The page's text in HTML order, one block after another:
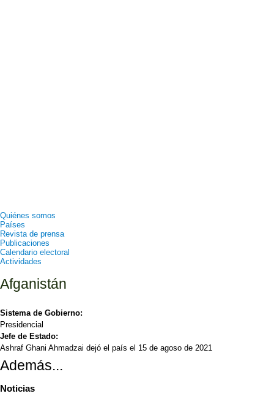
Quiénes somos
Países
Revista de prensa
Publicaciones
Calendario electoral
Actividades
Afganistán
Sistema de Gobierno:
Presidencial
Jefe de Estado:
Ashraf Ghani Ahmadzai dejó el país el 15 de agoso de 2021
Además...
Noticias